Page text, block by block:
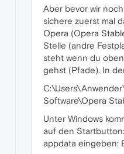
Aber bevor wir
sichere zuerst mal
Opera (Opera
Stelle (andre
steht wenn du
gehst (Pfade). In
Software\Opera
Unter Windows
auf den
appdata eingeben: